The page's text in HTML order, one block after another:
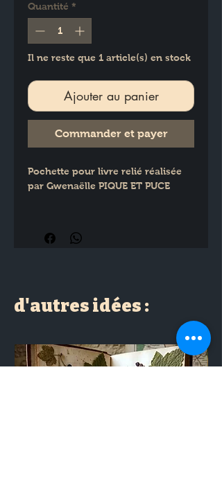
Quantité *
Il ne reste que 1 article(s) en stock
Ajouter au panier
Commander et payer
Pochette pour livre relié réalisée
par Gwenaëlle PIQUE ET PUCE
d'autres idées :